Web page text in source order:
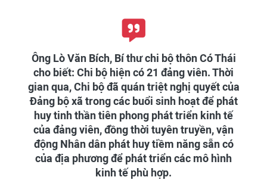
Ông Lò Văn Bích, Bí thư chi bộ thôn Có Thái
cho biết: Chi bộ hiện có 21 đảng viên. Thời
gian qua, Chi bộ đã quán triệt nghị quyết của
Đảng bộ xã trong các buổi sinh hoạt để phát
huy tinh thần tiên phong phát triển kinh tế
của đảng viên, đồng thời tuyên truyền, vận
động Nhân dân phát huy tiềm năng sẵn có
của địa phương để phát triển các mô hình
kinh tế phù hợp.